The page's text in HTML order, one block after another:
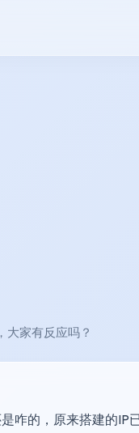
大家有反应吗？
咋的，原来搭建的IP